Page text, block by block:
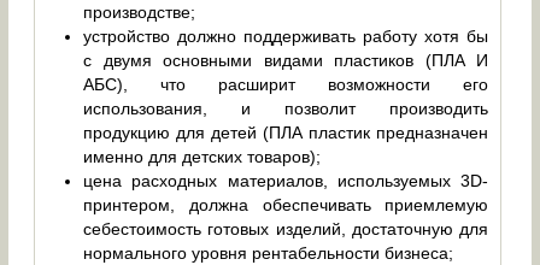
производстве;
устройство должно поддерживать работу хотя бы
с двумя основными видами пластиков (ПЛА И
АБС), что расширит возможности его
использования, и позволит производить
продукцию для детей (ПЛА пластик предназначен
именно для детских товаров);
цена расходных материалов, используемых 3D-
принтером, должна обеспечивать приемлемую
себестоимость готовых изделий, достаточную для
нормального уровня рентабельности бизнеса;